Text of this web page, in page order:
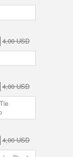
4,00 USD
4,00 USD
4,00 USD